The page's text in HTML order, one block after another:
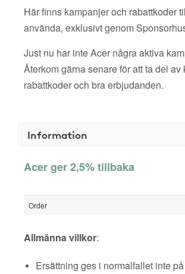
Här finns kampanjer och rabattkoder
använda, exklusivt genom
Just nu har inte Acer några aktiva
Återkom gärna senare för att ta del av
rabattkoder och bra erbjudanden.
Information
Acer ger 2,5% tillbaka
Order
Allmänna villkor:
Ersättning ges i normalfallet inte